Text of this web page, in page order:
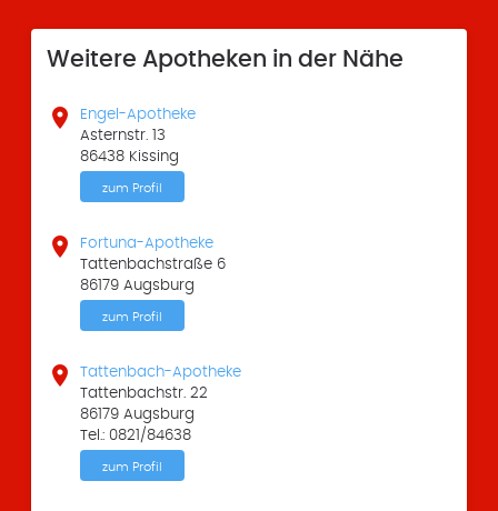
Weitere Apotheken in der Nähe

Engel-Apotheke
Asternstr. 13
86438 Kissing
zum Profil

Fortuna-Apotheke
Tattenbachstraße 6
86179 Augsburg
zum Profil

Tattenbach-Apotheke
Tattenbachstr. 22
86179 Augsburg
Tel.: 0821/84638
zum Profil